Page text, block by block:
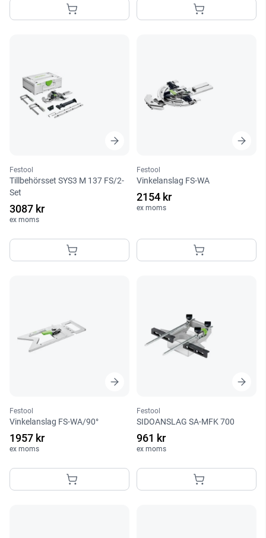
Festool
Tillbehörsset SYS3 M 137 FS/2-
Set
3087 kr
ex moms
Festool
Vinkelanslag FS-WA
2154 kr
ex moms
Festool
Vinkelanslag FS-WA/90°
1957 kr
ex moms
Festool
SIDOANSLAG SA-MFK 700
961 kr
ex moms